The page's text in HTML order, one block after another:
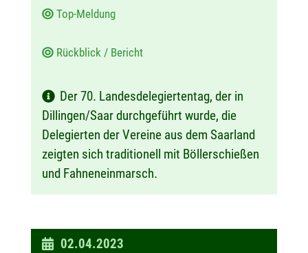
Top-Meldung
Rückblick / Bericht
Der 70. Landesdelegiertentag, der in
Dillingen/Saar durchgeführt wurde, die
Delegierten der Vereine aus dem Saarland
zeigten sich traditionell mit Böllerschießen
und Fahneneinmarsch.
D
02.04.2023